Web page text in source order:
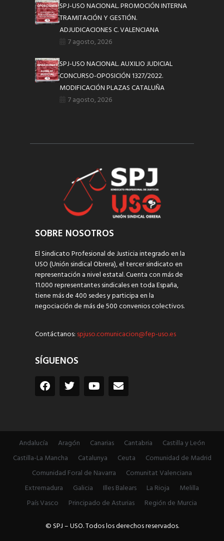
SPJ-USO NACIONAL. PROMOCIÓN INTERNA
TRAMITACIÓN Y GESTIÓN.
ADJUDICACIONES C. VALENCIANA
7 agosto, 2026
SPJ-USO NACIONAL. AUXILIO JUDICIAL
CONCURSO-OPOSICIÓN 1327/2022.
MODIFICACIÓN PLAZAS CATALUÑA
7 agosto, 2026
SOBRE NOSOTROS
El Sindicato Profesional de Justicia integrado en la
USO (Unión sindical Obrera), el tercer sindicato en
representación a nivel estatal. Cuenta con más de
11.000 representantes sindicales en toda España,
tiene más de 400 sedes y participa en la
negociación de más de 500 convenios colectivos.
Contáctanos: spjuso.comunicacion@fep-uso.es
SÍGUENOS
Andalucía Aragón Canarias Cantabria
Castilla y León
Castilla-La Mancha
Catalunya Ceuta
Comunidad de Madrid
Comunidad Foral de Navarra
Comunitat Valenciana
Extremadura
Galicia Illes Balears La Rioja
Melilla
País Vasco
Principado de Asturias
Región de Murcia
© SPJ – USO. Todos los derechos reservados.